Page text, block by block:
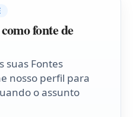
fonte de
suas Fontes
nosso perfil para
o assunto